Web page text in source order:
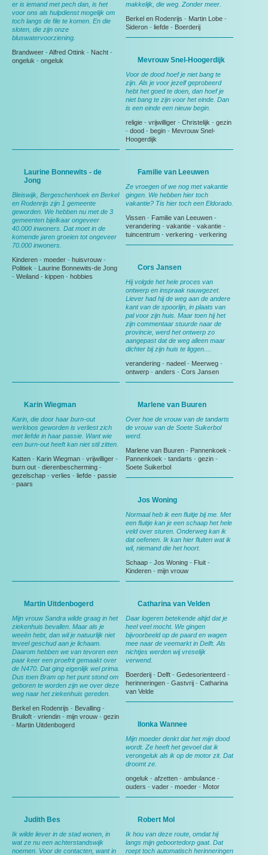
er is iemand met pech dan, is het
voor ons als hulpdienst mogelijk om
toch langs de file te komen. En die
sloten, die zijn onze
bluswatervoorziening.
Brandweer - Alfred Ottink - Nacht -
ongeluk - ongeluk
makkelijk, die weg. Zonder meer.
Berkel en Rodenrijs - Martin Lobe -
Sideron - liefde - Boerderij
Mevrouw Snel-Hoogerdijk
Voor de dood hoef je niet bang te
zijn. Als je voor jezelf geprobeerd
hebt het goed te doen, dan hoef je
niet bang te zijn voor het einde. Dan
is een einde een nieuw begin.
religie - vrijwilliger - Christelijk - gezin
- dood - begin - Mevrouw Snel-
Hoogerdijk
Laurine Bonnewits - de
Jong
Bleiswijk, Bergeschenhoek en Berkel
en Rodenrijs zijn 1 gemeente
geworden. We hebben nu met de 3
gemeenten bijelkaar ongeveer
40.000 inwoners. Dat moet in de
komende jaren groeien tot ongeveer
70.000 inwoners.
Kinderen - moeder - huisvrouw -
Politiek - Laurine Bonnewits-de Jong
- Weiland - kippen - hobbies
Familie van Leeuwen
Ze vroegen of we nog met vakantie
gingen. We hebben hier toch
vakantie? Tis hier toch een Eldorado.
Vissen - Familie van Leeuwen -
verandering - vakantie - vakantie -
tuincentrum - verkering - verkering
Cors Jansen
Hij volgde het hele proces van
ontwerp en inspraak nauwgezet.
Liever had hij de weg aan de andere
kant van de spoorlijn, in plaats van
pal voor zijn huis. Maar toen hij het
zijn commentaar stuurde naar de
provincie, werd het ontwerp zo
aangepast dat de weg alleen maar
dichter bij zijn huis te liggen....
verandering - nadeel - Meerweg -
ontwerp - anders - Cors Jansen
Karin Wiegman
Karin, die door haar burn-out
werkloos geworden is verliest zich
met liefde in haar passie. Want wie
een burn-out heeft kan niet stil zitten.
Katten - Karin Wiegman - vrijwilliger -
burn out - dierenbescherming -
gezelschap - verlies - liefde - passie
- paars
Marlene van Buuren
Over hoe de vrouw van de tandarts
de vrouw van de Soete Suikerbol
werd.
Marlene van Buuren - Pannenkoek -
Pannenkoek - tandarts - gezin -
Soete Suikerbol
Jos Woning
Normaal heb ik een fluitje bij me. Met
een fluitje kan je een schaap het hele
veld over sturen. Onderweg kan ik
dat oefenen. Ik kan hier fluiten wat ik
wil, niemand die het hoort.
Schaap - Jos Woning - Fluit -
Kinderen - mijn vrouw
Martin Uitdenbogerd
Mijn vrouw Sandra wilde graag in het
ziekenhuis bevallen. Maar als je
weeën hebt, dan wil je natuurlijk niet
teveel geschud aan je lichaam.
Daarom hebben we van tevoren een
paar keer een proefrit gemaakt over
de N470. Dat ging eigenlijk wel prima.
Dus toen Bram op het punt stond om
geboren te worden zijn we over deze
weg naar het ziekenhuis gereden.
Berkel en Rodenrijs - Bevalling -
Bruiloft - vriendin - mijn vrouw - gezin
- Martin Uitdenbogerd
Catharina van Velden
Daar logeren betekende altijd dat je
heel veel mocht. We gingen
bijvoorbeeld op de paard en wagen
mee naar de veemarkt in Delft. Als
nichtjes werden wij vreselijk
verwend.
Boerderij - Delft - Gedesorienteerd -
herinneringen - Gastvrij - Catharina
van Velde
Ilonka Wannee
Mijn moeder denkt dat het mijn dood
wordt. Ze heeft het gevoel dat ik
verongeluk als ik op de motor zit. Dat
droomt ze.
ongeluk - afzetten - ambulance -
ouders - vader - moeder - Motor
Judith Bes
Ik wilde liever in de stad wonen, in
wat ze nu een achterstandswijk
noemen. Voor de contacten, want in
Robert Mol
Ik hou van deze route, omdat hij
langs mijn geboortedorp gaat. Dat
roept toch automatisch herinneringen